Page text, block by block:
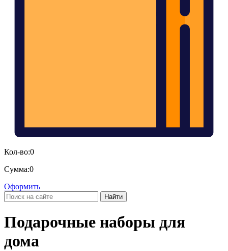
Кол-во:0
Сумма:0
Оформить
Найти
Подарочные наборы для
дома